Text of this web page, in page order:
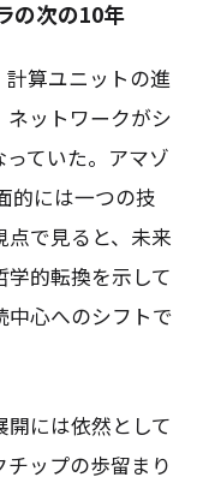
の次の10年
算ユニットの進
ットワークがシ
ていた。アマゾ
的には一つの技
で見ると、未来
的転換を示して
中心へのシフトで
には依然として
ップの歩留まり